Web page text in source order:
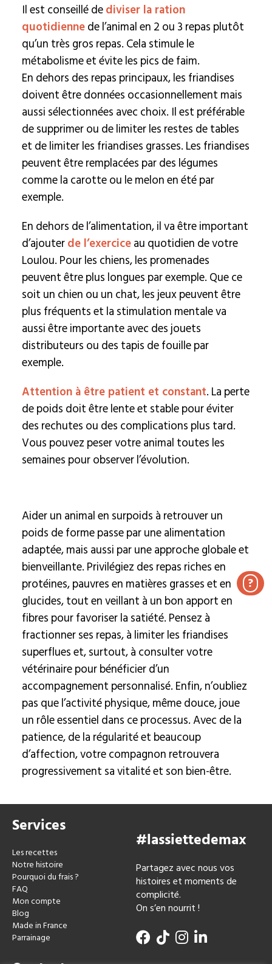
Il est conseillé dediviser la ration
quotidiennede l’animal en 2 ou 3 repas plutôt
qu’un très gros repas. Cela stimule le
métabolisme et évite les pics de faim.
En dehors des repas principaux, les friandises
doivent être données occasionnellement mais
aussi sélectionnées avec choix. Il est préférable
de supprimer ou de limiter les restes de tables
et de limiter les friandises grasses. Les friandises
peuvent être remplacées par des légumes
comme la carotte ou le melon en été par
exemple.
En dehors de l’alimentation, il va être important
d’ajouterde l’exerciceau quotidien de votre
Loulou. Pour les chiens, les promenades
peuvent être plus longues par exemple. Que ce
soit un chien ou un chat, les jeux peuvent être
plus fréquents et la stimulation mentale va
aussi être importante avec des jouets
distributeurs ou des tapis de fouille par
exemple.
Attention à être patient et constant. La perte
de poids doit être lente et stable pour éviter
des rechutes ou des complications plus tard.
Vous pouvez peser votre animal toutes les
semaines pour observer l’évolution.
Aider un animal en surpoids à retrouver un
poids de forme passe par une alimentation
adaptée, mais aussi par une approche globale et
bienveillante. Privilégiez des repas riches en
protéines, pauvres en matières grasses et en
glucides, tout en veillant à un bon apport en
fibres pour favoriser la satiété. Pensez à
fractionner ses repas, à limiter les friandises
superflues et, surtout, à consulter votre
vétérinaire pour bénéficier d’un
accompagnement personnalisé. Enfin, n’oubliez
pas que l’activité physique, même douce, joue
un rôle essentiel dans ce processus. Avec de la
patience, de la régularité et beaucoup
d’affection, votre compagnon retrouvera
progressivement sa vitalité et son bien-être.
Services
Les recettes
Notre histoire
Pourquoi du frais ?
FAQ
Mon compte
Blog
Made in France
Parrainage
#lassiettedemax
Partagez avec nous vos
histoires et moments de
complicité.
On s’en nourrit !
?